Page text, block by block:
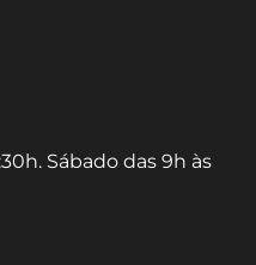
Sábado das 9h às